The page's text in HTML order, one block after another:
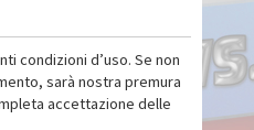
condizioni d’uso. Se non
sarà nostra premura
accettazione delle